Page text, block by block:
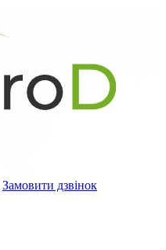
Замовити дзвінок